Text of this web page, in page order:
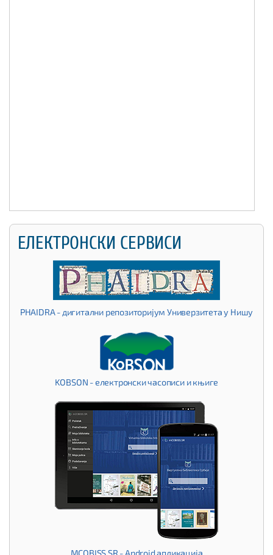
ЕЛЕКТРОНСКИ СЕРВИСИ
PHAIDRA - дигитални репозиторијум Универзитета у Нишу
KOBSON - електронски часописи и књиге
MCOBISS.SR - Android апликација